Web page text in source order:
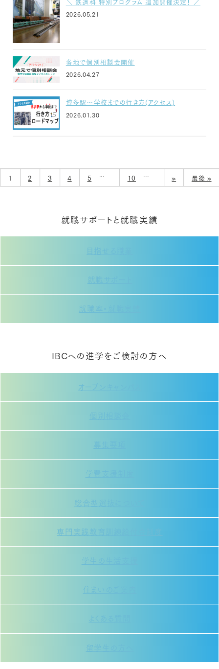
2026.05.21
各地で個別相談会開催
2026.04.27
博多駅～学校までの行き方(アクセス)
2026.01.30
1 2 3 4 5 ... 10 ... » 最後 »
就職サポートと就職実績
目指せる職業
就職サポート
就職率・就職実績
IBCへの進学をご検討の方へ
オープンキャンパス
個別相談会
学費支援制度
総合型選抜について
専門実践教育訓練給付金制度
学生の生活支援
住まいのご案内
よくある質問
留学生の方へ